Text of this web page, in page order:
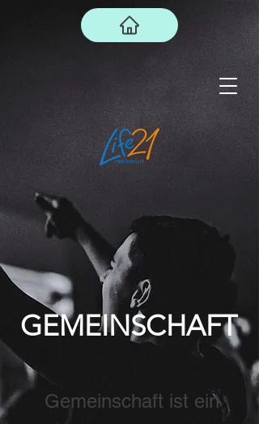
GEMEINSCHAFT
Gemeinschaft ist ein